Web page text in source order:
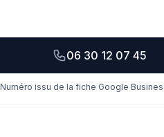
06 30 12 07 45
Numéro issu de la fiche Google